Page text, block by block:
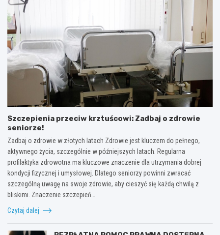
Szczepienia przeciw krztuścowi: Zadbaj o zdrowie
seniorze!
Zadbaj o zdrowie w złotych latach Zdrowie jest kluczem do pełnego,
aktywnego życia, szczególnie w późniejszych latach. Regularna
profilaktyka zdrowotna ma kluczowe znaczenie dla utrzymania dobrej
kondycji fizycznej i umysłowej. Dlatego seniorzy powinni zwracać
szczególną uwagę na swoje zdrowie, aby cieszyć się każdą chwilą z
bliskimi. Znaczenie szczepień…
Czytaj dalej